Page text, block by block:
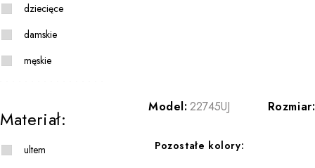
dziecięce
damskie
męskie
Materiał:
ultem
Model: 22745UJ Rozmiar:
Pozostałe kolory: